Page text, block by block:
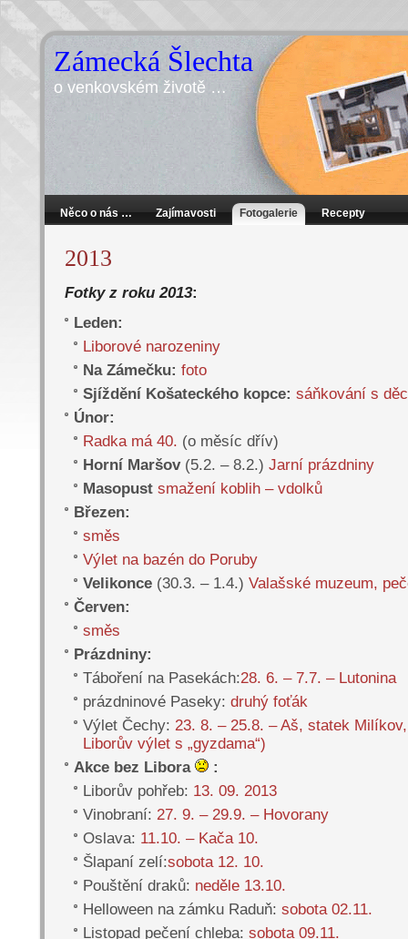
Zámecká Šlechta
o venkovském životě …
Něco o nás … Zajímavosti Fotogalerie Recepty
2013
Fotky z roku 2013:
Leden:
Liborové narozeniny
Na Zámečku: foto
Sjíždění Košateckého kopce: sáňkování s
Únor:
Radka má 40. (o měsíc dřív)
Horní Maršov (5.2. – 8.2.) Jarní prázdniny
Masopust smažení koblih – vdolků
Březen:
směs
Výlet na bazén do Poruby
Velikonce (30.3. – 1.4.) Valašské muzeum,
Červen:
směs
Prázdniny:
Táboření na Pasekách:28. 6. – 7.7. – Lutonina
prázdninové Paseky: druhý foťák
Výlet Čechy: 23. 8. – 25.8. – Aš, statek
Liborův výlet s „gyzdama“)
Akce bez Libora
:
Liborův pohřeb: 13. 09. 2013
Vinobraní: 27. 9. – 29.9. – Hovorany
Oslava: 11.10. – Kača 10.
Šlapaní zelí:sobota 12. 10.
Pouštění draků: neděle 13.10.
Helloween na zámku Raduň: sobota 02.11.
Listopad pečení chleba: sobota 09.11.